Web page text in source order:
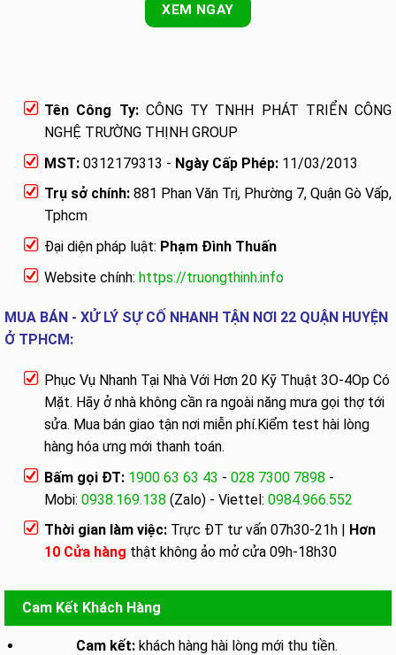
XEM NGAY
Tên Công Ty:CÔNG TY TNHH PHÁT TRIỂN CÔNG
NGHỆ TRƯỜNG THỊNH GROUP
MST: 0312179313 - Ngày Cấp Phép: 11/03/2013
Trụ sở chính: 881 Phan Văn Trị, Phường 7, Quận Gò Vấp,
Tphcm
Đại diện pháp luật: Phạm Đình Thuấn
Website chính: https://truongthinh.info
MUA BÁN - XỬ LÝ SỰ CỐ NHANH TẬN NƠI 22 QUẬN HUYỆN
Ở TPHCM:
Phục Vụ Nhanh Tại Nhà Với Hơn 20 Kỹ Thuật 3O-4Op Có
Mặt. Hãy ở nhà không cần ra ngoài năng mưa gọi thợ tới
sửa. Mua bán giao tận nơi miễn phí.Kiểm test hài lòng
hàng hóa ưng mới thanh toán.
Bấm gọi ĐT: 1900 63 63 43 - 028 7300 7898 -
Mobi: 0938.169.138 (Zalo) - Viettel: 0984.966.552
Thời gian làm việc: Trực ĐT tư vấn 07h30-21h |
Hơn
10 Cửa hàng thật không ảo mở cửa 09h-18h30
Cam Kết Khách Hàng
Cam kết: khách hàng hài lòng mới thu tiền.